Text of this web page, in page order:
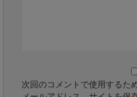
次回のコメントで使用するた